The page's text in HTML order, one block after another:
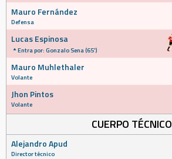
Mauro Fernández
Defensa
Lucas Espinosa
Entra por: Gonzalo Sena (65')
Mauro Muhlethaler
Volante
Jhon Pintos
Volante
CUERPO TÉCNICO
Alejandro Apud
Director técnico